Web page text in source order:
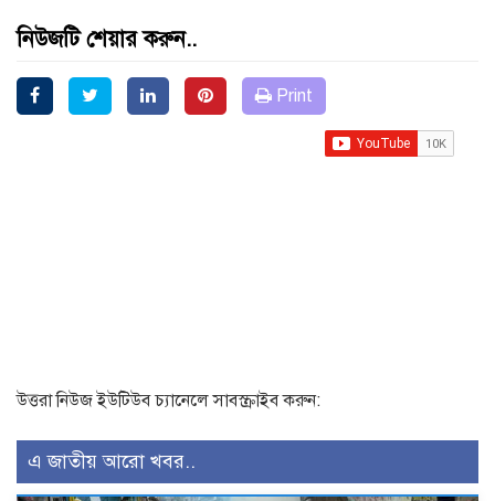
নিউজটি শেয়ার করুন..
Print
উত্তরা নিউজ ইউটিউব চ্যানেলে সাবস্ক্রাইব করুন:
এ জাতীয় আরো খবর..